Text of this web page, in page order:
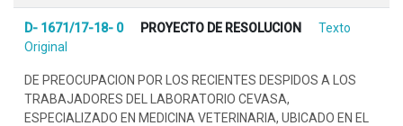
D- 1671/17-18- 0 PROYECTO DE RESOLUCION
Texto
Original
DE PREOCUPACION POR LOS RECIENTES DESPIDOS A LOS
TRABAJADORES DEL LABORATORIO CEVASA,
ESPECIALIZADO EN MEDICINA VETERINARIA, UBICADO EN EL